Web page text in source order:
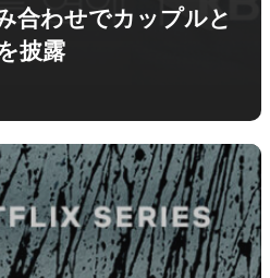
合わせでカップルと
披露